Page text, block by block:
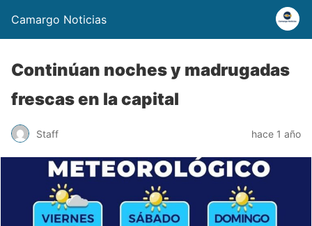
Camargo Noticias
Continúan noches y madrugadas
frescas en la capital
Staff hace 1 año